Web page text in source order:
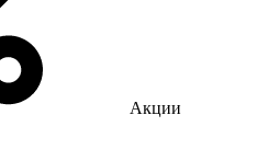
Акции